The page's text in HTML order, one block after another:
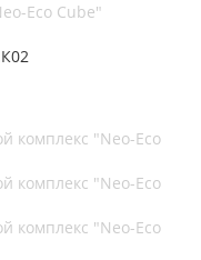
Eco Cube"